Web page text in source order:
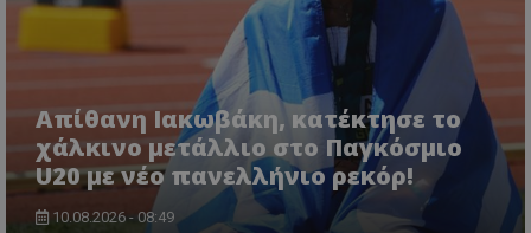
Απίθανη Ιακωβάκη, κατέκτησε το
χάλκινο μετάλλιο στο Παγκόσμιο
U20 με νέο πανελλήνιο ρεκόρ!
10.08.2026 - 08:49